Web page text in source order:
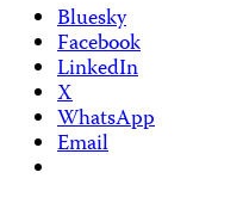
Bluesky
Facebook
LinkedIn
X
WhatsApp
Email